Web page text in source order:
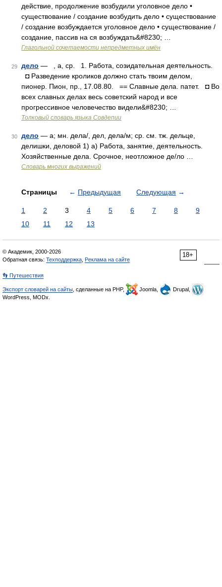
действие, продолжение возбудили уголовное дело •
существование / создание возбудить дело • существование
/ создание возбуждается уголовное дело • существование /
создание, пассив на ся возбуждать&#8230; …
Глагольной сочетаемости непредметных имён
29 дело — , а, ср. 1. Работа, созидательная деятельность.
◘ Разведение кроликов должно стать твоим делом,
пионер. Пион, пр., 17.08.80. == Славные дела. патет. ◘ Во
всех славных делах весь советский народ и все
прогрессивное человечество видели&#8230; …
Толковый словарь языка Совдепии
30 дело — а; мн. дела/, дел, дела/м; ср. см. тж. дельце,
делишки, деловой 1) а) Работа, занятие, деятельность.
Хозяйственные дела. Срочное, неотложное де/ло …
Словарь многих выражений
Страницы ← Предыдущая Следующая →
1 2 3 4 5 6 7 8
9
10
11 12 13
18+
© Академик, 2000-2026
Обратная связь: Техподдержка Реклама на сайте
👣 Путешествия
Экспорт словарей на сайты , сделанные на PHP, Joomla,
Drupal,
WordPress, MODx.